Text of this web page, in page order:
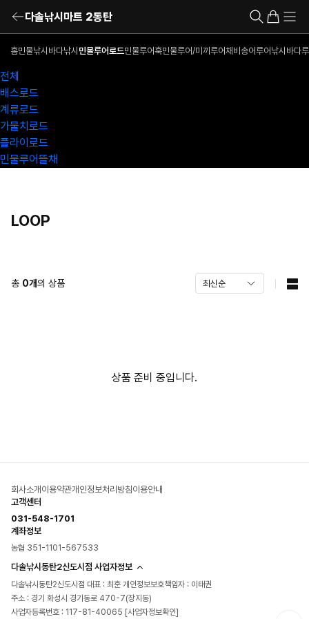
다솔낚시마트 2동탄
홈민물낚시 바다낚시 민물루어로드민물루어훅민물루어/미끼 루어채비 송어루어낚시 바다
전체
배스로드
계류로드
가물치로드
플라이로드
민물루어뜰채
LOOP
총 0개의 상품
상품 준비 중입니다.
회사소개 이용약관개인정보처리방침이용안내
다솔낚시동탄2신도시점 사업자정보
다솔낚시동탄2신도시점 대표 : 최훈 개인정보보호책임자 : 이태권
주소 : 경기 화성시 경기동로 470-7(장지동)
사업자등록번호 : 117-81-40065 [사업자정보확인]
고객센터
031-548-1701
계좌정보
농협 351-1101-567533